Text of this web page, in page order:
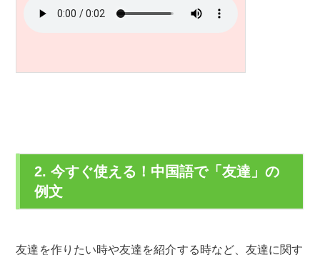
2. 今すぐ使える！中国語で「友達」の
例文
友達を作りたい時や友達を紹介する時など、友達に関す